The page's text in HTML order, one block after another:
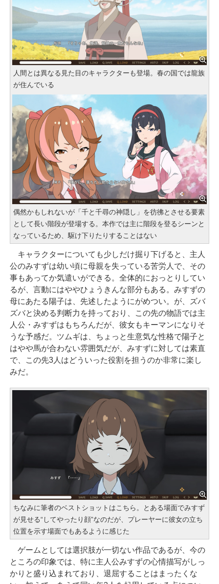
人間とは異なる見た目のキャラクターも登場。春の国では龍族
が住んでいる
偶然かもしれないが「千と千尋の神隠し」を彷彿とさせる要素
として長い階段が登場する。本作では主に階段を登るシーンと
なっているため、駆け下りたりすることはない
キャラクターについても少しだけ掘り下げると、主人
公のみすずは幼い頃に母親を失っている苦労人で、その
事もあってか気遣いができる。全体的におっとりしてい
るが、言動にはややひょうきんな部分もある。みすずの
母にあたる陽子は、先述したようにがめつい。が、ズバ
ズバと決める判断力を持っており、この先の物語では主
人公・みすずはもちろんだが、彼女もキーマンになりそ
うな予感だ。ツムギは、ちょっと生意気な性格で陽子と
はやや馬が合わない雰囲気だが、みすずに対しては素直
で、この先3人はどういった役割を担うのか非常に楽し
みだ。
ちなみに筆者のベストショットはこちら。とある場面でみすず
が見せる“してやったり顔”なのだが、プレーヤーに彼女の立ち
位置を示す場面でもあるように感じた
ゲームとしては選択肢が一切ない作品であるが、今の
ところの印象では、特に主人公みすずの心情描写がしっ
かりと盛り込まれており、退屈することはまったくな